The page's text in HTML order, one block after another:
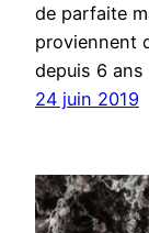
de parfaite
proviennent
depuis 6 ans
24 juin 2019